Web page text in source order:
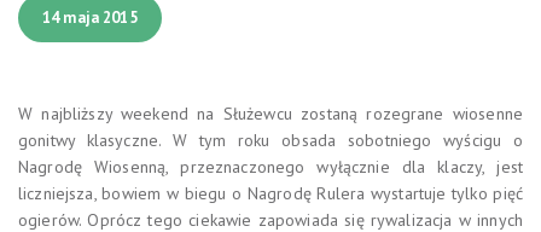
14 maja 2015
W najbliższy weekend na Służewcu zostaną rozegrane wiosenne
gonitwy klasyczne. W tym roku obsada sobotniego wyścigu o
Nagrodę Wiosenną, przeznaczonego wyłącznie dla klaczy, jest
liczniejsza, bowiem w biegu o Nagrodę Rulera wystartuje tylko pięć
ogierów. Oprócz tego ciekawie zapowiada się rywalizacja w innych